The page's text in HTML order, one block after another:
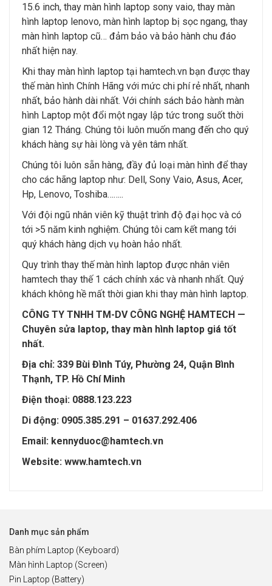
15.6 inch, thay màn hình laptop sony vaio, thay màn
hình laptop lenovo, màn hình laptop bị sọc ngang, thay
màn hình laptop cũ… đảm bảo và bảo hành chu đáo
nhất hiện nay.
Khi thay màn hình laptop tại hamtech.vn bạn được thay
thế màn hình Chính Hãng với mức chi phí rẻ nhất, nhanh
nhất, bảo hành dài nhất. Với chính sách bảo hành màn
hình Laptop một đổi một ngay lập tức trong suốt thời
gian 12 Tháng. Chúng tôi luôn muốn mang đến cho quý
khách hàng sự hài lòng và yên tâm nhất.
Chúng tôi luôn sẵn hàng, đầy đủ loại màn hình để thay
cho các hãng laptop như: Dell, Sony Vaio, Asus, Acer,
Hp, Lenovo, Toshiba……..
Với đội ngũ nhân viên kỹ thuật trình độ đại học và có
tới >5 năm kinh nghiệm. Chúng tôi cam kết mang tới
quý khách hàng dịch vụ hoàn hảo nhất.
Quy trình thay thế màn hình laptop được nhân viên
hamtech thay thế 1 cách chính xác và nhanh nhất. Quý
khách không hề mất thời gian khi thay màn hình laptop.
CÔNG TY TNHH TM-DV CÔNG NGHỆ HAMTECH —
Chuyên sửa laptop, thay màn hình laptop giá tốt
nhất.
Địa chỉ: 339 Bùi Đình Túy, Phường 24, Quận Bình
Thạnh, TP. Hồ Chí Minh
Điện thoại: 0888.123.223
Di động: 0905.385.291 – 01637.292.406
Email: kennyduoc@hamtech.vn
Website: www.hamtech.vn
Danh mục sản phẩm
Bàn phím Laptop (Keyboard)
Màn hình Laptop (Screen)
Pin Laptop (Battery)